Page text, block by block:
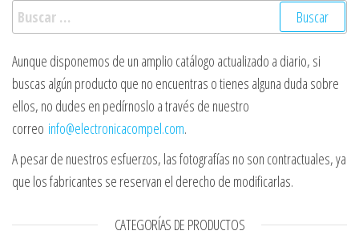
Buscar:
Aunque disponemos de un amplio catálogo actualizado a diario, si
buscas algún producto que no encuentras o tienes alguna duda sobre
ellos, no dudes en pedírnoslo a través de nuestro
correo info@electronicacompel.com.
A pesar de nuestros esfuerzos, las fotografías no son contractuales, ya
que los fabricantes se reservan el derecho de modificarlas.
CATEGORÍAS DE PRODUCTOS